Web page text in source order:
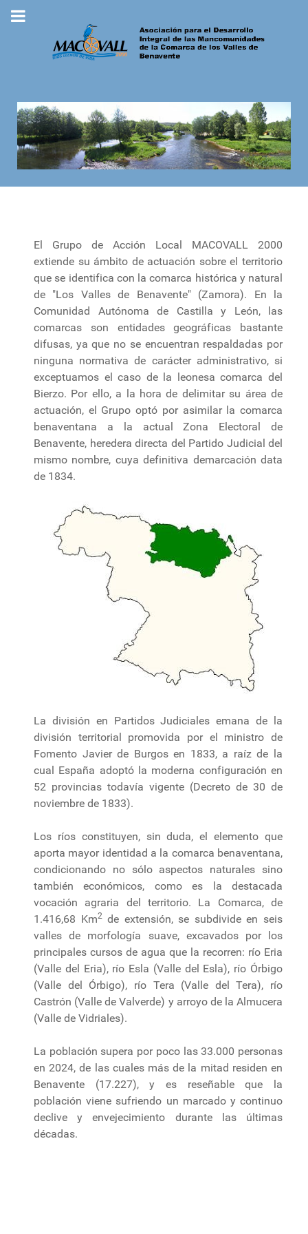
El Grupo de Acción Local MACOVALL 2000
extiende su ámbito de actuación sobre el territorio
que se identifica con la comarca histórica y natural
de "Los Valles de Benavente" (Zamora). En la
Comunidad Autónoma de Castilla y León, las
comarcas son entidades geográficas bastante
difusas, ya que no se encuentran respaldadas por
ninguna normativa de carácter administrativo, si
exceptuamos el caso de la leonesa comarca del
Bierzo. Por ello, a la hora de delimitar su área de
actuación, el Grupo optó por asimilar la comarca
benaventana a la actual Zona Electoral de
Benavente, heredera directa del Partido Judicial del
mismo nombre, cuya definitiva demarcación data
de 1834.
La división en Partidos Judiciales emana de la
división territorial promovida por el ministro de
Fomento Javier de Burgos en 1833, a raíz de la
cual España adoptó la moderna configuración en
52 provincias todavía vigente (Decreto de 30 de
noviembre de 1833).
Los ríos constituyen, sin duda, el elemento que
aporta mayor identidad a la comarca benaventana,
condicionando no sólo aspectos naturales sino
también económicos, como es la destacada
vocación agraria del territorio. La Comarca, de
1.416,68 Km2de extensión, se subdivide en seis
valles de morfología suave, excavados por los
principales cursos de agua que la recorren: río Eria
(Valle del Eria), río Esla (Valle del Esla), río Órbigo
(Valle del Órbigo), río Tera (Valle del Tera), río
Castrón (Valle de Valverde) y arroyo de la Almucera
(Valle de Vidriales).
La población supera por poco las 33.000 personas
en 2024, de las cuales más de la mitad residen en
Benavente (17.227), y es reseñable que la
población viene sufriendo un marcado y continuo
declive y envejecimiento durante las últimas
décadas.